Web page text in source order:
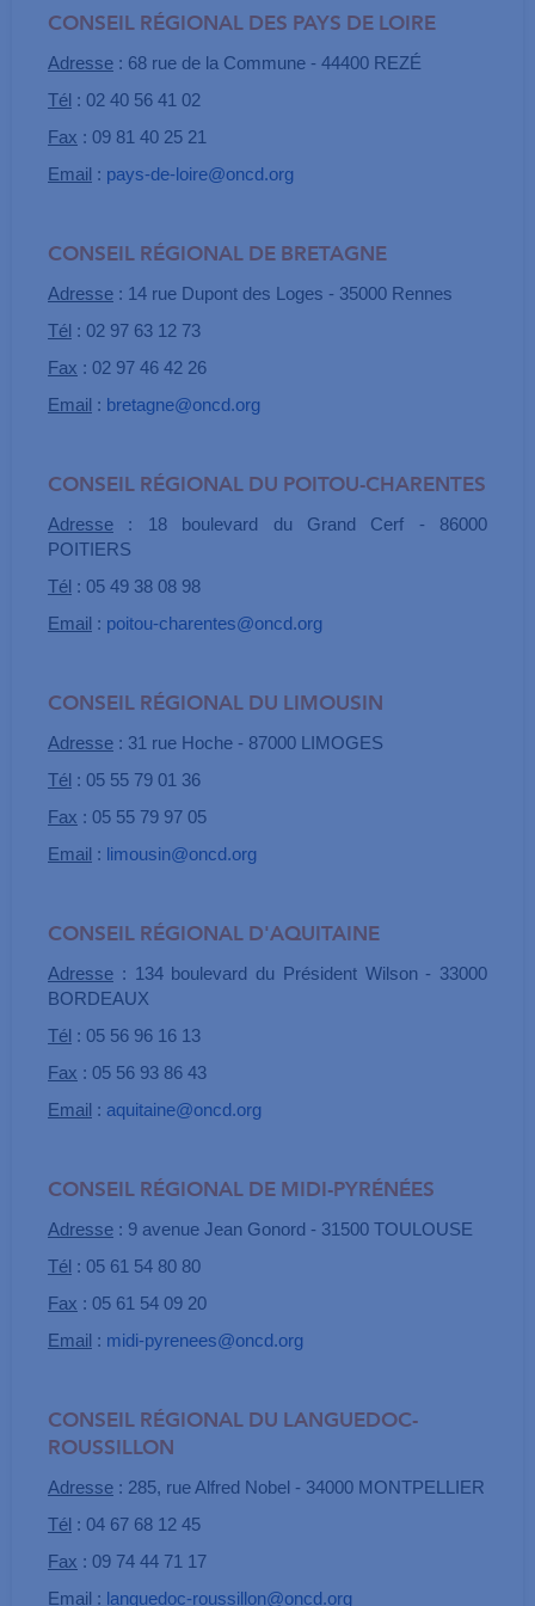
CONSEIL RÉGIONAL DES PAYS DE LOIRE
Adresse : 68 rue de la Commune - 44400 REZÉ
Tél : 02 40 56 41 02
Fax : 09 81 40 25 21
Email : pays-de-loire@oncd.org
CONSEIL RÉGIONAL DE BRETAGNE
Adresse : 14 rue Dupont des Loges - 35000 Rennes
Tél : 02 97 63 12 73
Fax : 02 97 46 42 26
Email : bretagne@oncd.org
CONSEIL RÉGIONAL DU POITOU-CHARENTES
Adresse : 18 boulevard du Grand Cerf - 86000
POITIERS
Tél : 05 49 38 08 98
Email : poitou-charentes@oncd.org
CONSEIL RÉGIONAL DU LIMOUSIN
Adresse : 31 rue Hoche - 87000 LIMOGES
Tél : 05 55 79 01 36
Fax : 05 55 79 97 05
Email : limousin@oncd.org
CONSEIL RÉGIONAL D'AQUITAINE
Adresse : 134 boulevard du Président Wilson - 33000
BORDEAUX
Tél : 05 56 96 16 13
Fax : 05 56 93 86 43
Email : aquitaine@oncd.org
CONSEIL RÉGIONAL DE MIDI-PYRÉNÉES
Adresse : 9 avenue Jean Gonord - 31500 TOULOUSE
Tél : 05 61 54 80 80
Fax : 05 61 54 09 20
Email : midi-pyrenees@oncd.org
CONSEIL RÉGIONAL DU LANGUEDOC-
ROUSSILLON
Adresse : 285, rue Alfred Nobel - 34000 MONTPELLIER
Tél : 04 67 68 12 45
Fax : 09 74 44 71 17
Email : languedoc-roussillon@oncd.org